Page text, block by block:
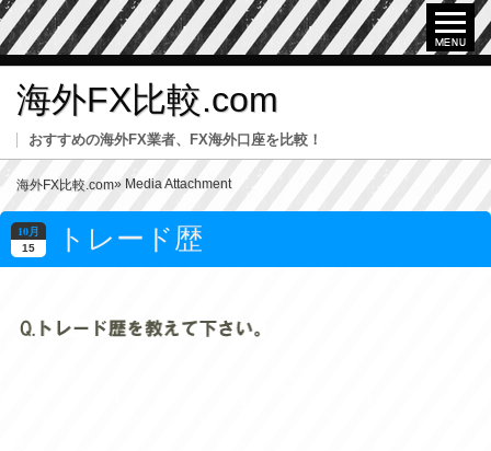
海外FX比較.com
おすすめの海外FX業者、FX海外口座を比較！
海外FX比較.com» Media Attachment
10月
15 トレード歴